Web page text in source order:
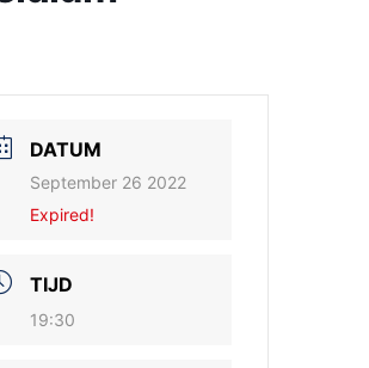
DATUM
September 26 2022
Expired!
TIJD
19:30